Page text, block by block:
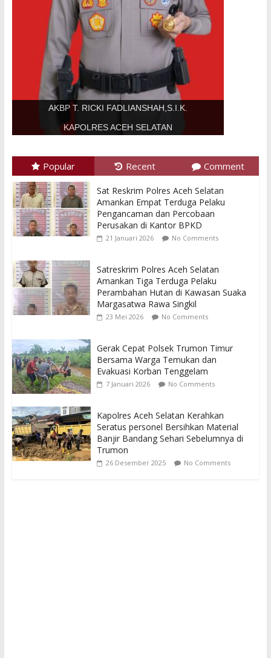
AKBP T. RICKI FADLIANSHAH,S.I.K.
KAPOLRES ACEH SELATAN
Popular Recent Comment
Sat Reskrim Polres Aceh Selatan
Amankan Empat Terduga Pelaku
Pengancaman dan Percobaan
Perusakan di Kantor BPKD
21 Januari 2026 No Comments
Satreskrim Polres Aceh Selatan
Amankan Tiga Terduga Pelaku
Perambahan Hutan di Kawasan Suaka
Margasatwa Rawa Singkil
23 Mei 2026 No Comments
Gerak Cepat Polsek Trumon Timur
Bersama Warga Temukan dan
Evakuasi Korban Tenggelam
7 Januari 2026 No Comments
Kapolres Aceh Selatan Kerahkan
Seratus personel Bersihkan Material
Banjir Bandang Sehari Sebelumnya di
Trumon
26 Desember 2025 No Comments